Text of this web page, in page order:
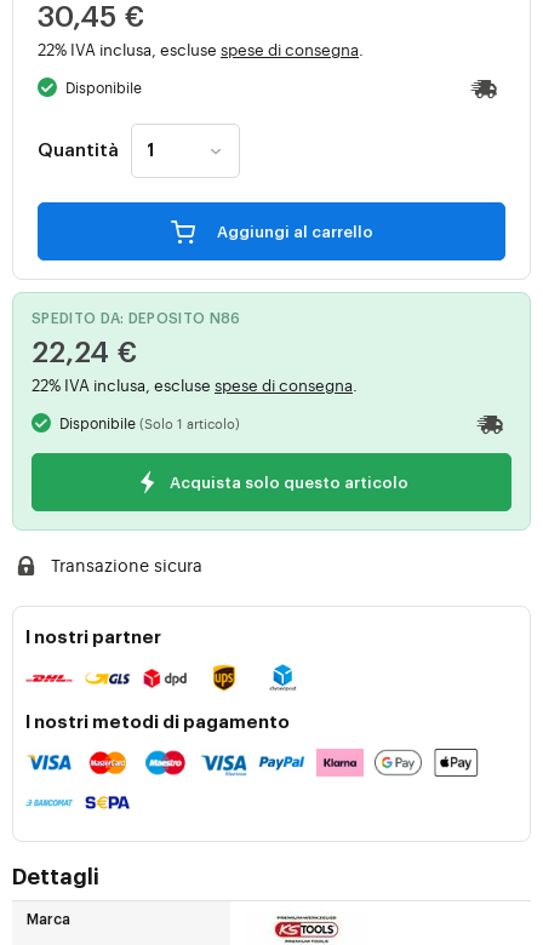
30,45 €
22% IVA inclusa, escluse spese di consegna
Disponibile
Quantità
Aggiungi al carrello
SPEDITO DA: DEPOSITO N86
22,24 €
22% IVA inclusa, escluse spese di consegna
Disponibile(Solo 1 articolo)
Acquista solo questo articolo
Transazione sicura
I nostri partner
I nostri metodi di pagamento
Dettagli
Marca